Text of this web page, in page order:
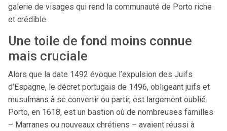
galerie de visages qui rend la communauté de Porto riche
et crédible.
Une toile de fond moins connue
mais cruciale
Alors que la date 1492 évoque l’expulsion des Juifs
d’Espagne, le décret portugais de 1496, obligeant juifs et
musulmans à se convertir ou partir, est largement oublié.
Porto, en 1618, est un bastion où de nombreuses familles
– Marranes ou nouveaux chrétiens – avaient réussi à